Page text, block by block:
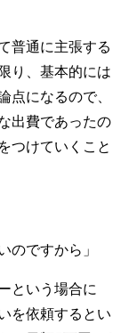
普通に主張する
り、基本的には
点になるので、
出費であったの
つけていくこと
のですから」
という場合に
を依頼するとい